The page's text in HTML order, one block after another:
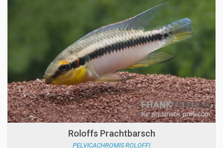
Roloffs Prachtbarsch
PELVICACHROMIS ROLOFFI